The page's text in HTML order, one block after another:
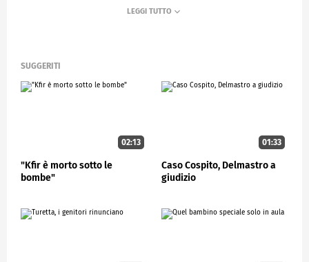
SUGGERITI
02:13
"Kfir è morto sotto le
bombe"
01:33
Caso Cospito, Delmastro a
giudizio